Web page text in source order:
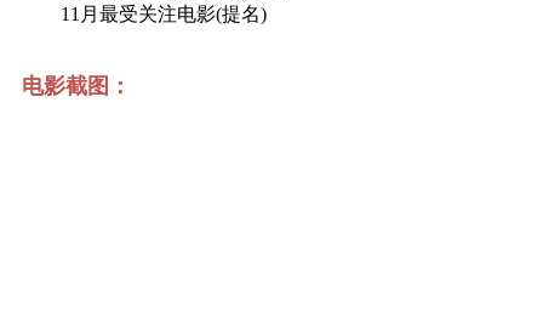
11月最受关注电影(提名)
电影截图：